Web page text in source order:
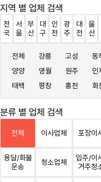
지역 별 업체 검색
전
국
서
울
부
산
대
구
인
천
광
주
대
전
울
산
전체 강릉 고성 동
양양
영월 원주 인
태백
평창 홍천 화
분류 별 업체 검색
전체 이사업체 포장이
용달/화물
운송
청소업체
입주/이
거주청